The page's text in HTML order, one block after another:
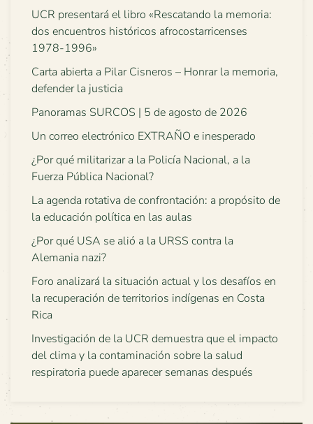
UCR presentará el libro «Rescatando la memoria:
dos encuentros históricos afrocostarricenses
1978-1996»
Carta abierta a Pilar Cisneros – Honrar la memoria,
defender la justicia
Panoramas SURCOS | 5 de agosto de 2026
Un correo electrónico EXTRAÑO e inesperado
¿Por qué militarizar a la Policía Nacional, a la
Fuerza Pública Nacional?
La agenda rotativa de confrontación: a propósito de
la educación política en las aulas
¿Por qué USA se alió a la URSS contra la
Alemania nazi?
Foro analizará la situación actual y los desafíos en
la recuperación de territorios indígenas en Costa
Rica
Investigación de la UCR demuestra que el impacto
del clima y la contaminación sobre la salud
respiratoria puede aparecer semanas después